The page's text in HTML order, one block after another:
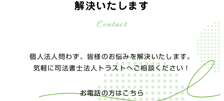
解決いたします
Contact
個人法人問わず、皆様のお悩みを解決いたします。
気軽に司法書士法人トラストへご相談ください！
お電話の方はこちら